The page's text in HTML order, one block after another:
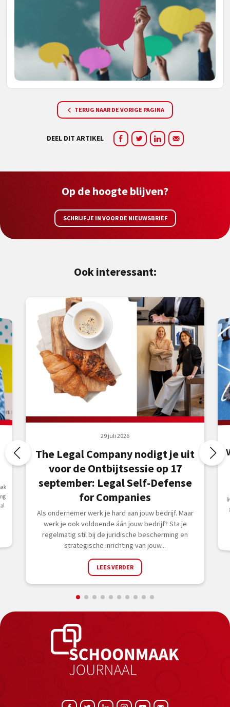
TERUG NAAR DE VORIGE PAGINA
DEEL DIT ARTIKEL
Op de hoogte blijven?
SCHRIJF JE IN VOOR DE NIEUWSBRIEF
Ook interessant:
29 juli 2026
The Legal Company nodigt je uit
voor de Ontbijtsessie op 17
september: Legal Self-Defense
for Companies
Als ondernemer werk je hard aan jouw bedrijf. Maar
werk je ook voldoende áán jouw bedrijf? Sta je
regelmatig stil bij de juridische bescherming en
strategische inrichting van jouw...
LEES VERDER